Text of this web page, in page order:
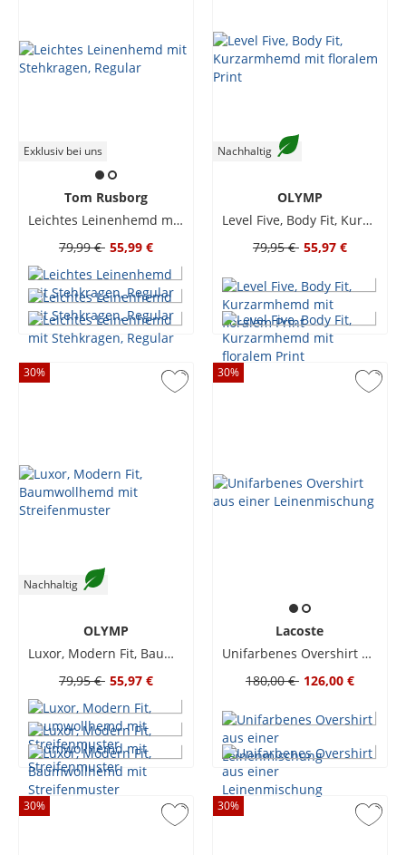
Exklusiv bei uns
Tom Rusborg
Leichtes Leinenhemd mit Stehkragen, Regular
79,99 € 55,99 €
Nachhaltig
OLYMP
Level Five, Body Fit, Kurzarmhemd mit floralem Print
79,95 € 55,97 €
30%
Nachhaltig
OLYMP
Luxor, Modern Fit, Baumwollhemd mit Streifenmuster
79,95 € 55,97 €
30%
Lacoste
Unifarbenes Overshirt aus einer Leinenmischung
180,00 € 126,00 €
30% 30%